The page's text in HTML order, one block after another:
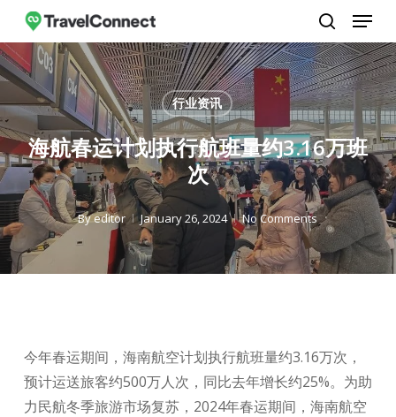
Skip
main
content
search
Menu
行业资讯
海航春运计划执行航班量约3.16万班
次
Byeditor January 26, 2024 No Comments
今年春运期间，海南航空计划执行航班量约3.16万次，
预计运送旅客约500万人次，同比去年增长约25%。为助
力民航冬季旅游市场复苏，2024年春运期间，海南航空
Close
Menu